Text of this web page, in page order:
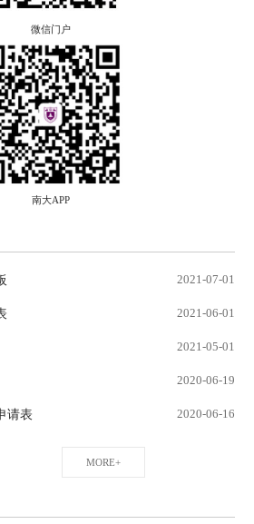
微信门户
南大APP
2021-07-01
2021-06-01
2021-05-01
2020-06-19
请表 2020-06-16
MORE+